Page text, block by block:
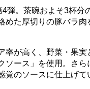
弾。茶碗およそ3杯分
めた厚切りの豚バラ
が高く、野菜・果実
ソース」を使用。さ
のソースに仕上げて